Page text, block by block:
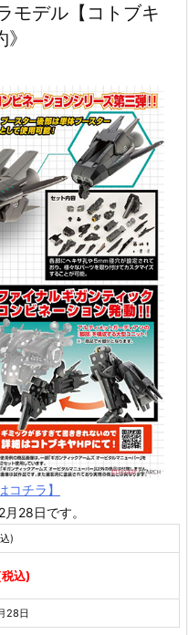
モデル【コトブキ
コチラ】
28日です。
)
込)
28日